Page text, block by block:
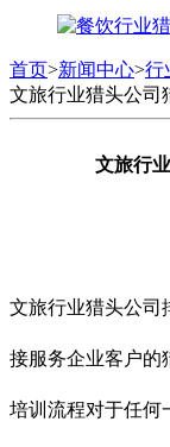
首页>新闻中心>行
文旅行业猎头公司
文旅行
文旅行业猎头公司
接服务企业客户的
培训流程对于任何